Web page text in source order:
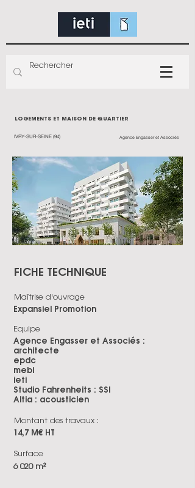
LOGEMENTS ET MAISON DE QUARTIER
IVRY-SUR-SEINE (94) Agence Engasser et Associés
FICHE TECHNIQUE
Maîtrise d'ouvrage
Expansiel Promotion
Equipe
Agence Engasser et Associés :
architecte
epdc
mebi
ieti
Studio Fahrenheits : SSI
Altia : acousticien
Montant des travaux :
14,7 M€ HT
Surface
6 020 m²